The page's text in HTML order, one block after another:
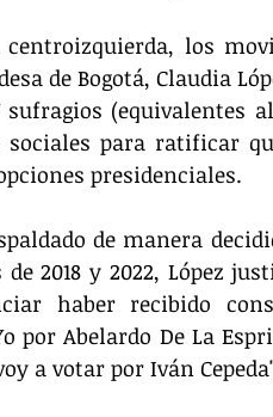
los
de Bogotá, Claudia
sufragios
sociales para ratificar
presidenciales.
de manera
de 2018 y 2022, López
haber recibido
por Abelardo De La
a votar por Iván